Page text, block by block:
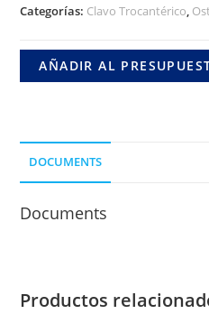
130°
MM.
Categorías: Clavo Trocantérico,
AÑADIR AL
DOCUMENTS
Documents
Productos